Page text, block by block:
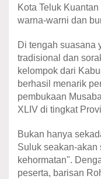
Kota Teluk
warna-warni dan
Di tengah suasana
tradisional dan
kelompok dari
berhasil menarik
pembukaan
XLIV di tingkat
Bukan hanya
Suluk seakan-akan
kehormatan".
peserta, barisan